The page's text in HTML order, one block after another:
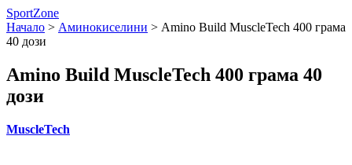
SportZone
Начало > Аминокиселини > Amino Build MuscleTech 400 грама
40 дози
Amino Build MuscleTech 400 грама 40
дози
MuscleTech